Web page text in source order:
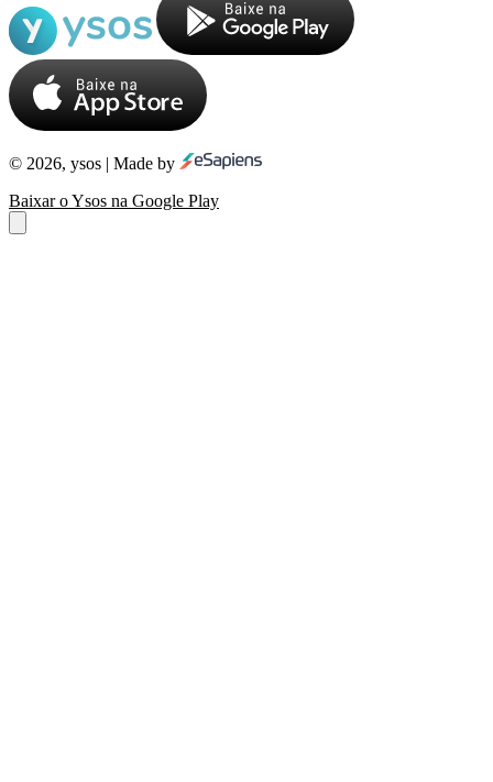
© 2026, ysos | Made by
Baixar o Ysos na Google Play